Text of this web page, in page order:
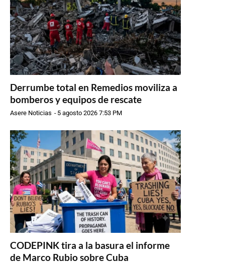
Derrumbe total en Remedios moviliza a
bomberos y equipos de rescate
Asere Noticias - 5 agosto 2026 7:53 PM
CODEPINK tira a la basura el informe
de Marco Rubio sobre Cuba